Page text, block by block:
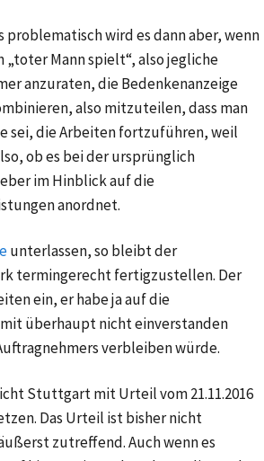
problematisch wird es dann aber, wenn
Mann spielt“, also jegliche
anzuraten, die Bedenkenanzeige
also mitzuteilen, dass man
sei, die Arbeiten fortzuführen, weil
ob es bei der ursprünglich
im Hinblick auf die
anordnet.
unterlassen, so bleibt der
termingerecht fertigzustellen. Der
ein, er habe ja auf die
überhaupt nicht einverstanden
verbleiben würde.
Stuttgart mit Urteil vom 21.11.2016
Das Urteil ist bisher nicht
zutreffend. Auch wenn es